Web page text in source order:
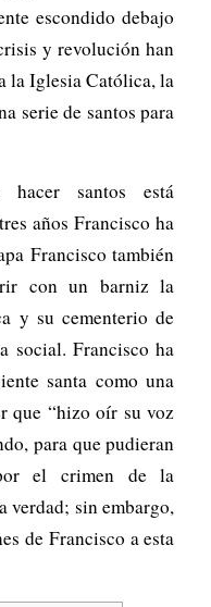
escondido debajo
y revolución han
la Iglesia Católica, la
serie de santos para
santos está
años Francisco ha
Francisco también
con un barniz la
y su cementerio de
social. Francisco ha
santa como una
que “hizo oír su voz
para que pudieran
el crimen de la
verdad; sin embargo,
de Francisco a esta